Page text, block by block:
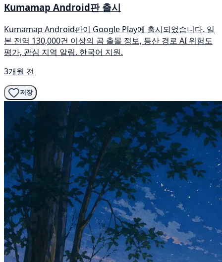
Kumamap Android판 출시
Kumamap Android판이 Google Play에 출시되었습니다. 일
본 전역 130,000건 이상의 곰 출몰 정보, 등산 경로 AI 위험도
평가, 관심 지역 알림. 한국어 지원.
3개월 전
저장